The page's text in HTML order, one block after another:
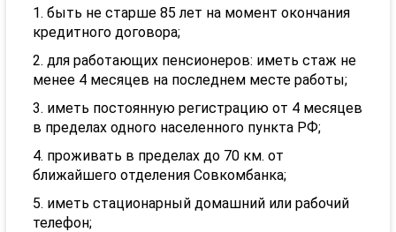
быть не старше 85 лет на момент окончания
кредитного договора;
для работающих пенсионеров: иметь стаж не
менее 4 месяцев на последнем месте работы;
иметь постоянную регистрацию от 4 месяцев
в пределах одного населенного пункта РФ;
проживать в пределах до 70 км. от
ближайшего отделения Совкомбанка;
иметь стационарный домашний или рабочий
телефон;